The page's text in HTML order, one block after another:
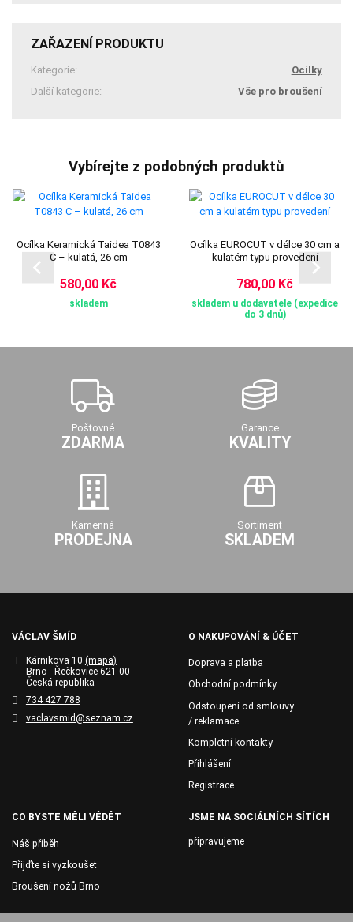
ZAŘAZENÍ PRODUKTU
Kategorie:
Ocílky
Další kategorie:
Vše pro broušení
Vybírejte z podobných produktů
Ocílka Keramická Taidea T0843
C – kulatá, 26 cm
580,00 Kč
skladem
Ocílka EUROCUT v délce 30 cm a
kulatém typu provedení
780,00 Kč
skladem u dodavatele (expedice
do 3 dnů)
Poštovné
ZDARMA
Garance
KVALITY
Kamenná
PRODEJNA
Sortiment
SKLADEM
VÁCLAV ŠMÍD
Kárnikova 10 (mapa)
Brno - Řečkovice 621 00
Česká republika
734 427 788
vaclavsmid@seznam.cz
O NAKUPOVÁNÍ & ÚČET
Doprava a platba
Obchodní podmínky
Odstoupení od smlouvy
/ reklamace
Kompletní kontakty
Přihlášení
Registrace
CO BYSTE MĚLI VĚDĚT
Náš příběh
Přijďte si vyzkoušet
Broušení nožů Brno
JSME NA SOCIÁLNÍCH SÍTÍCH
připravujeme